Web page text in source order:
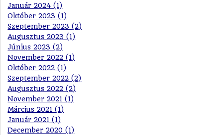
Január 2024 (1)
Október 2023 (1)
Szeptember 2023 (2)
Augusztus 2023 (1)
Június 2023 (2)
November 2022 (1)
Október 2022 (1)
Szeptember 2022 (2)
Augusztus 2022 (2)
November 2021 (1)
Március 2021 (1)
Január 2021 (1)
December 2020 (1)